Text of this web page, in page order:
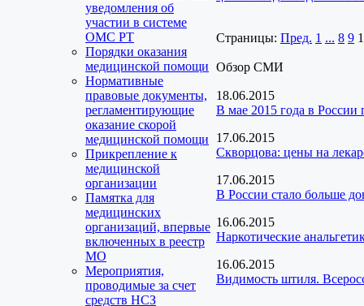
уведомления об
участии в системе
ОМС РТ
Порядки оказания
медицинской помощи
Нормативные
правовые документы,
регламентирующие
оказание скорой
медицинской помощи
Прикрепление к
медицинской
организации
Памятка для
медицинских
организаций, впервые
включенных в реестр
МО
Мероприятия,
проводимые за счет
средств НСЗ
Страницы: Пред. 1 ... 8 9
Обзор СМИ
18.06.2015
В мае 2015 года в России
17.06.2015
Скворцова: цены на
17.06.2015
В России стало больше
16.06.2015
Наркотические
16.06.2015
Видимость штиля.